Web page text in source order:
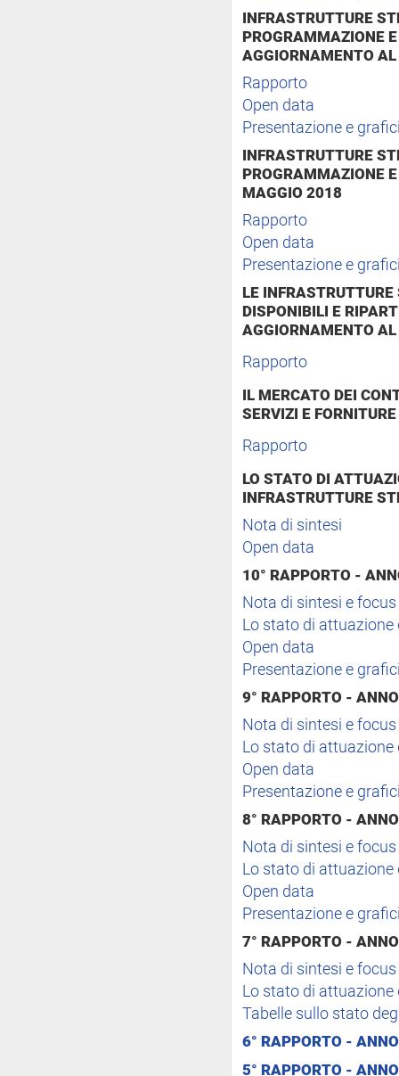
INFRASTRUTTURE
PROGRAMMAZIONE
AGGIORNAMENTO
Rapporto
Open data
Presentazione e
INFRASTRUTTURE
PROGRAMMAZIONE
MAGGIO 2018
Rapporto
Open data
Presentazione e
LE
DISPONIBILI E
AGGIORNAMENTO
Rapporto
IL MERCATO DEI
SERVIZI E
Rapporto
LO STATO DI
INFRASTRUTTURE
Nota di sintesi
Open data
10° RAPPORTO -
Nota di sintesi e
Lo stato di
Open data
Presentazione e
9° RAPPORTO -
Nota di sintesi e
Lo stato di
Open data
Presentazione e
8° RAPPORTO -
Nota di sintesi e
Lo stato di
Open data
Presentazione e
7° RAPPORTO -
Nota di sintesi e
Lo stato di
Tabelle sullo stato
6° RAPPORTO -
5° RAPPORTO -